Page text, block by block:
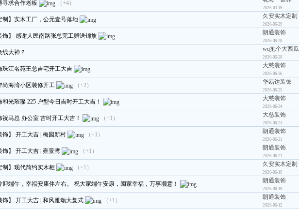
寻求合作老板 （+4）
2026-03-19
制】实木工厂，公元壹号落地 久安实木定制
2026-06-29
饰】 感谢人民南路张总完工赠送锦旗 朗通装饰
2026-06-28
线大神？ wq抱个大西瓜
2026-06-28
珠江名苑王总吉宅开工大吉 大慈装饰
2026-06-26
尚海湾小区装修开工 （+2） 华易达装饰
2026-06-25
和光璀璨 225 户型今日吉时开工大吉！ 大慈装饰
2026-06-24
祝马总 办公室 吉时开工大吉！ （+1） 大慈装饰
2026-06-24
饰】 开工大吉 | 梅园新村 （+1） 朗通装饰
2026-06-21
饰】 开工大吉 | 雍景湾 （+1） 朗通装饰
2026-06-21
制】现代简约实木柜 （+1） 久安实木定制
2026-06-19
迎端午，幸福安康伴左右。 祝大家端午安康，阖家幸福，万事顺意！ 朗通装饰
2026-06-19
饰】 开工大吉 | 和风雅颂大复式 （+1） 朗通装饰
2026-06-12